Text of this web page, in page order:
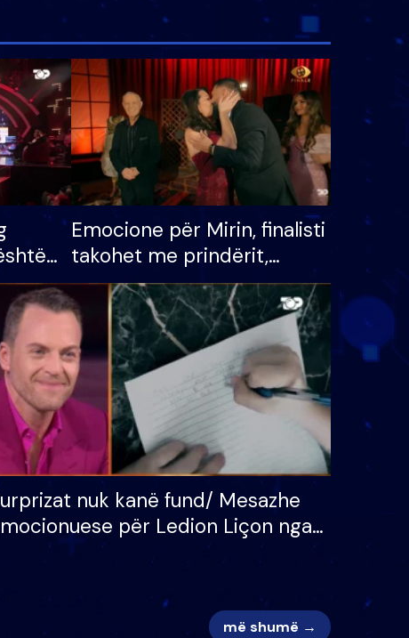
për
Emocione për Mirin, finalisti
takohet me prindërit,
vajzën dhe bashkëshorten:
S’kemi ndonjë letër divorci
apo jo?
nuk kanë fund/ Mesazhe
për Ledion Liçon nga
nëna dhe fëmijët e tij, moderatori
më shumë →